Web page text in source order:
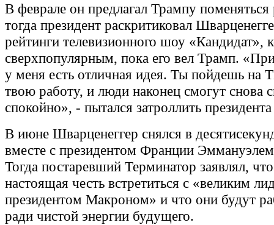
В феврале он предлагал Трампу
тогда президент раскритиковал
рейтинги телевизионного шоу «Кандидат»,
сверхпопулярным, пока его вел Трамп.
у меня есть отличная идея. Ты пойдешь на
твою работу, и люди наконец смогут снова
спокойно», - пытался затроллить
В июне Шварценеггер снялся в
вместе с президентом Франции
Тогда постаревший Терминатор заявлял,
настоящая честь встретиться с «великим
президентом Макроном» и что они будут
ради чистой энергии будущего.